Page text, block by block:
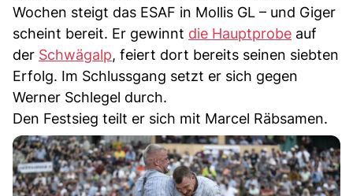
Wochen steigt das ESAF in Mollis GL – und Giger
scheint bereit. Er gewinnt die Hauptprobe auf
der Schwägalp, feiert dort bereits seinen siebten
Erfolg. Im Schlussgang setzt er sich gegen
Werner Schlegel durch.
Den Festsieg teilt er sich mit Marcel Räbsamen.